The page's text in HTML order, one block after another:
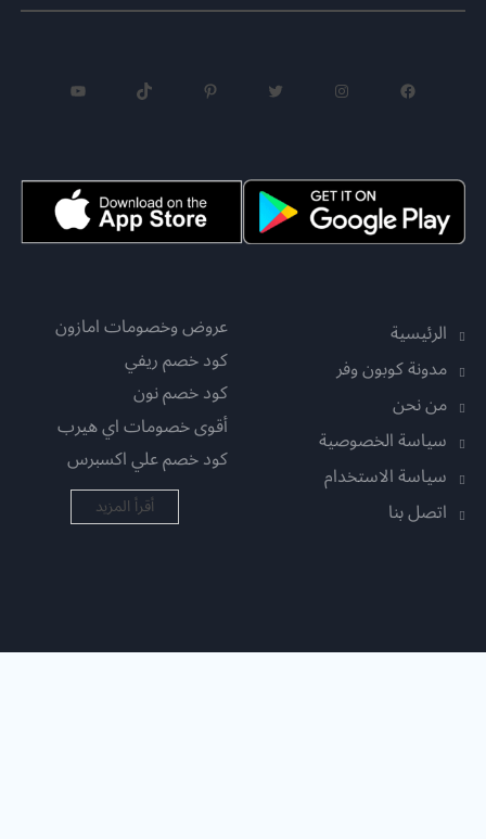
فيسبوك إنستجرام تويتر بينتريست تيك توك يوتيوب
الرئيسية
مدونة كوبون وفر
من نحن
سياسة الخصوصية
سياسة الاستخدام
اتصل بنا
عروض وخصومات امازون
كود خصم ريفي
كود خصم نون
أقوى خصومات اي هيرب
كود خصم علي اكسبرس
أقرأ المزيد